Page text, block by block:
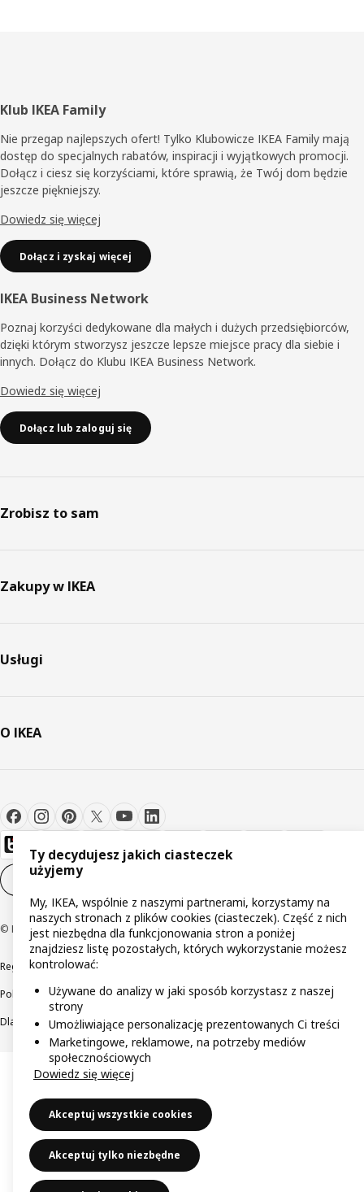
Stopka
Klub IKEA Family
Nie przegap najlepszych ofert! Tylko Klubowicze IKEA Family mają
dostęp do specjalnych rabatów, inspiracji i wyjątkowych promocji.
Dołącz i ciesz się korzyściami, które sprawią, że Twój dom będzie
jeszcze piękniejszy.
Dowiedz się więcej
Dołącz i zyskaj więcej
IKEA Business Network
Poznaj korzyści dedykowane dla małych i dużych przedsiębiorców,
dzięki którym stworzysz jeszcze lepsze miejsce pracy dla siebie i
innych. Dołącz do Klubu IKEA Business Network.
Dowiedz się więcej
Dołącz lub zaloguj się
Zrobisz to sam
Zakupy w IKEA
Usługi
O IKEA
Ustawienia plików cookie
© Inter IKEA Systems B.V 1999-2026
RegulaminyPolityka prywatności
Polityka odpowiedzialnego ujawniania informacji
Dla akcjonariuszy IKEA Distribution
Ty decydujesz jakich ciasteczek
użyjemy
My, IKEA, wspólnie z naszymi partnerami, korzystamy na
naszych stronach z plików cookies (ciasteczek). Część z nich
jest niezbędna dla funkcjonowania stron a poniżej
znajdziesz listę pozostałych, których wykorzystanie możesz
kontrolować:
Używane do analizy w jaki sposób korzystasz z naszej
strony
Umożliwiające personalizację prezentowanych Ci treści
Marketingowe, reklamowe, na potrzeby mediów
społecznościowych
Dowiedz się więcej
Akceptuj wszystkie cookies
Akceptuj tylko niezbędne